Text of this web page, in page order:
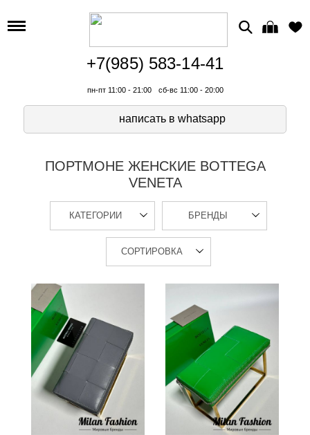
+7(985) 583-14-41
пн-пт 11:00 - 21:00 сб-вс 11:00 - 20:00
написать в whatsapp
ПОРТМОНЕ ЖЕНСКИЕ BOTTEGA
VENETA
КАТЕГОРИИ БРЕНДЫ
СОРТИРОВКА